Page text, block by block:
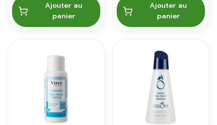
Ajouter au
panier
Ajouter au
panier